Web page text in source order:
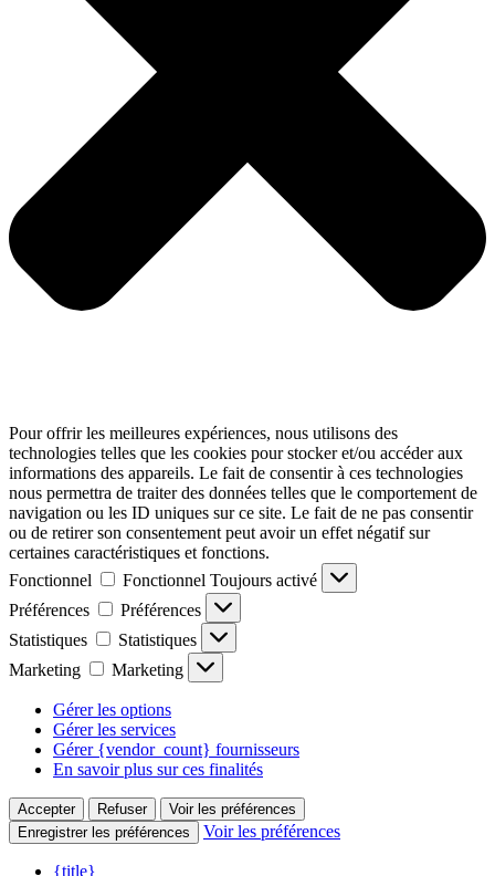
Pour offrir les meilleures expériences, nous utilisons des
technologies telles que les cookies pour stocker et/ou accéder aux
informations des appareils. Le fait de consentir à ces technologies
nous permettra de traiter des données telles que le comportement de
navigation ou les ID uniques sur ce site. Le fait de ne pas consentir
ou de retirer son consentement peut avoir un effet négatif sur
certaines caractéristiques et fonctions.
Fonctionnel
Fonctionnel Toujours activé
Préférences
Préférences
Statistiques
Statistiques
Marketing
Marketing
Gérer les options
Gérer les services
Gérer {vendor_count} fournisseurs
En savoir plus sur ces finalités
Accepter Refuser
Voir les préférences
Enregistrer les préférences
Voir les préférences
{title}